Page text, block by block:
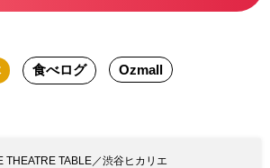
食べログ Ozmall
THEATRE TABLE／渋谷ヒカリエ